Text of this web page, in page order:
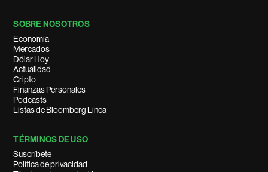
SOBRE NOSOTROS
Economía
Mercados
Dólar Hoy
Actualidad
Cripto
Finanzas Personales
Podcasts
Listas de Bloomberg Línea
TÉRMINOS DE USO
Suscríbete
Política de privacidad